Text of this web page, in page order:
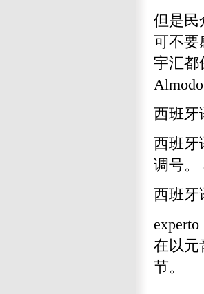
但是民
可不要
宇汇都
西班牙
西班牙
调号。
西班牙
在以元
节。